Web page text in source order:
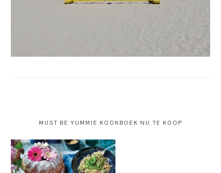
MUST BE YUMMIE KOOKBOEK NU TE KOOP